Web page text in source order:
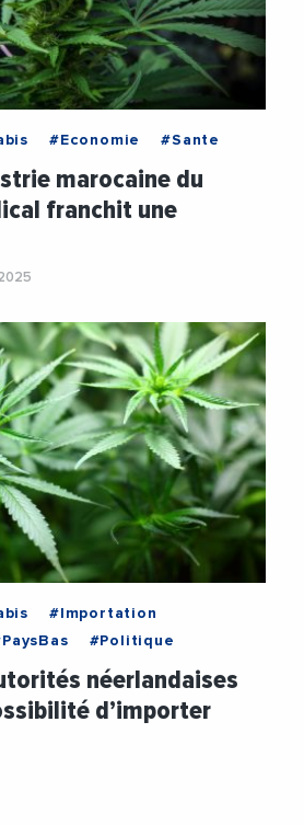
#Economie #Sante
marocaine du
franchit une
#Importation
#Politique
néerlandaises
d’importer